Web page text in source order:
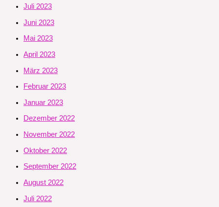
Juli 2023
Juni 2023
Mai 2023
April 2023
März 2023
Februar 2023
Januar 2023
Dezember 2022
November 2022
Oktober 2022
September 2022
August 2022
Juli 2022